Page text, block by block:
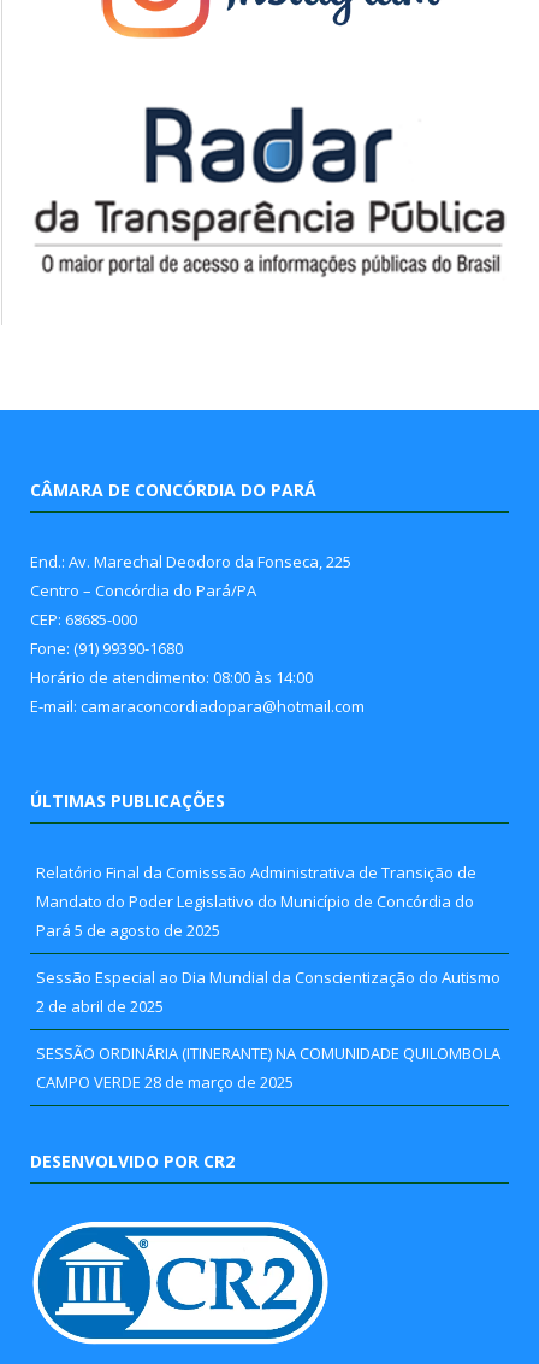
CÂMARA DE CONCÓRDIA DO PARÁ
End.: Av. Marechal Deodoro da Fonseca, 225
Centro – Concórdia do Pará/PA
CEP: 68685-000
Fone: (91) 99390-1680
Horário de atendimento: 08:00 às 14:00
E-mail: camaraconcordiadopara@hotmail.com
ÚLTIMAS PUBLICAÇÕES
Relatório Final da Comisssão Administrativa de Transição de
Mandato do Poder Legislativo do Município de Concórdia do
Pará 5 de agosto de 2025
Sessão Especial ao Dia Mundial da Conscientização do Autismo
2 de abril de 2025
SESSÃO ORDINÁRIA (ITINERANTE) NA COMUNIDADE QUILOMBOLA
CAMPO VERDE 28 de março de 2025
DESENVOLVIDO POR CR2